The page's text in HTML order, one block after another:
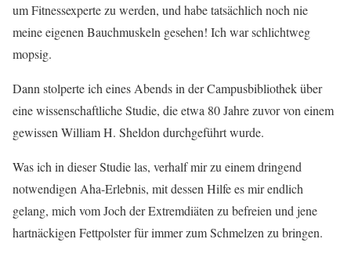
um Fitnessexperte zu werden, und habe tatsächlich noch nie
meine eigenen Bauchmuskeln gesehen! Ich war schlichtweg
mopsig.
Dann stolperte ich eines Abends in der Campusbibliothek über
eine wissenschaftliche Studie, die etwa 80 Jahre zuvor von einem
gewissen William H. Sheldon durchgeführt wurde.
Was ich in dieser Studie las, verhalf mir zu einem dringend
notwendigen Aha-Erlebnis, mit dessen Hilfe es mir endlich
gelang, mich vom Joch der Extremdiäten zu befreien und jene
hartnäckigen Fettpolster für immer zum Schmelzen zu bringen.